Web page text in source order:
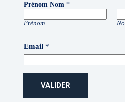
Prénom Nom *
Prénom
Email *
VALIDER